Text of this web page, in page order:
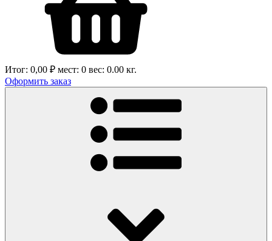
Итог: 0,00 ₽ мест: 0 вес: 0.00 кг.
Оформить заказ